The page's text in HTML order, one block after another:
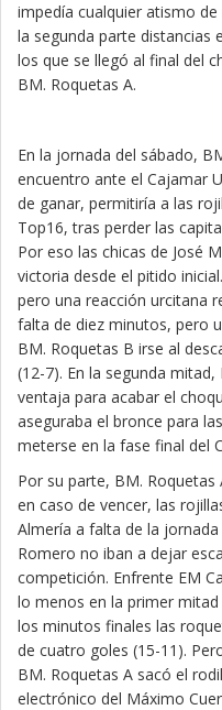
impedía cualquier atismo
la segunda parte distancias
los que se llegó al final del
BM. Roquetas A.
En la jornada del sábado,
encuentro ante el Cajamar
de ganar, permitiría a las
Top16, tras perder las
Por eso las chicas de José
victoria desde el pitido
pero una reacción urcitana
falta de diez minutos, pero
BM. Roquetas B irse al
(12-7). En la segunda
ventaja para acabar el
aseguraba el bronce para
meterse en la fase final del
Por su parte, BM.
en caso de vencer, las
Almería a falta de la
Romero no iban a dejar
competición. Enfrente EM
lo menos en la primer
los minutos finales las
de cuatro goles (15-11).
BM. Roquetas A sacó el
electrónico del Máximo